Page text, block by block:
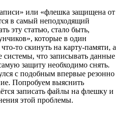
или «флешка защищена от
в самый неподходящий
эту статью, стало быть,
которые в один
то скинуть на карту-памяти, а
что записывать данные
защиту необходимо снять.
с подобным впервые резонно
Попробуем выяснить
записать файлы на флешку и
этой проблемы.